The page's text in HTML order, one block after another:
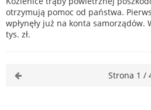
otrzymują pomoc od państwa.
wpłynęły już na konta samorządów.
tys. zł.
Strona 1 /